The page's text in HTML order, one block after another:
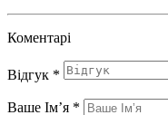
Коментарі
Відгук *
Ваше Імʼя *